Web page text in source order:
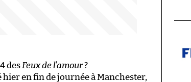
des Feux de l’amour?
hier en fin de journée à Manchester,